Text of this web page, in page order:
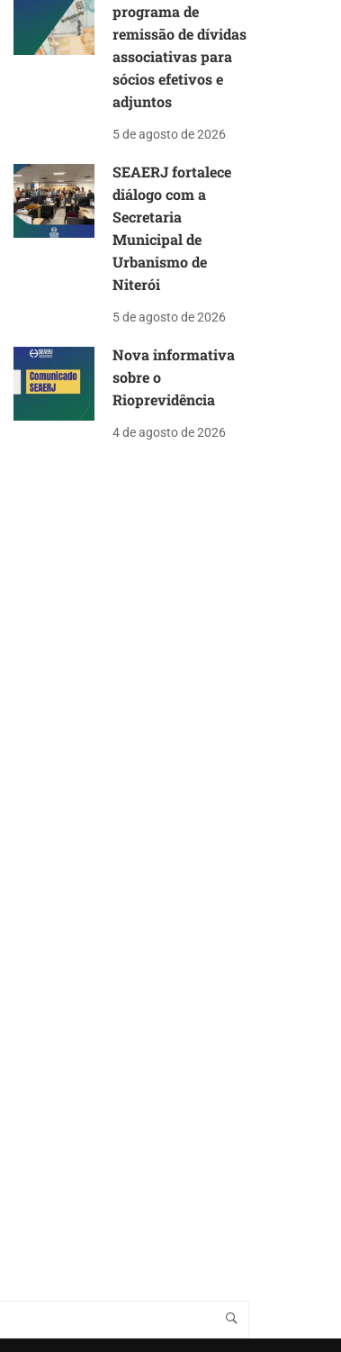
programa de
remissão de dívidas
associativas para
sócios efetivos e
adjuntos
5 de agosto de 2026
SEAERJ fortalece
diálogo com a
Secretaria
Municipal de
Urbanismo de
Niterói
5 de agosto de 2026
Nova informativa
sobre o
Rioprevidência
4 de agosto de 2026